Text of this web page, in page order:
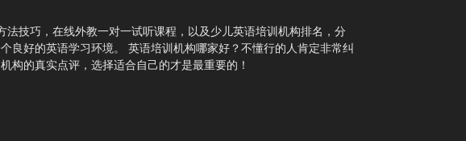
技巧，在线外教一对一试听课程，以及少儿英语培训机构排名，分
良好的英语学习环境。 英语培训机构哪家好？不懂行的人肯定非常纠
构的真实点评，选择适合自己的才是最重要的！